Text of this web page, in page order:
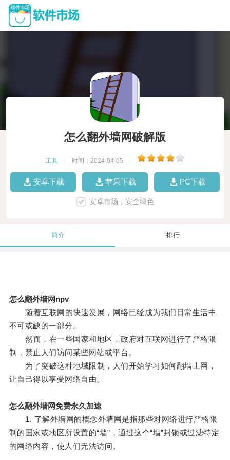
怎么翻外墙网破解版
工具 时间：2024-04-05
安卓下载 苹果下载 PC下载
安卓市场，安全绿色
简介 排行
怎么翻外墙网npv
随着互联网的快速发展，网络已经成为我们日常生活中
不可或缺的一部分。
然而，在一些国家和地区，政府对互联网进行了严格限
制，禁止人们访问某些网站或平台。
为了突破这种地域限制，人们开始学习如何翻墙上网，
让自己得以享受网络自由。
怎么翻外墙网免费永久加速
1. 了解外墙网的概念外墙网是指那些对网络进行严格限
制的国家或地区所设置的“墙”，通过这个“墙”封锁或过滤特定
的网络内容，使人们无法访问。